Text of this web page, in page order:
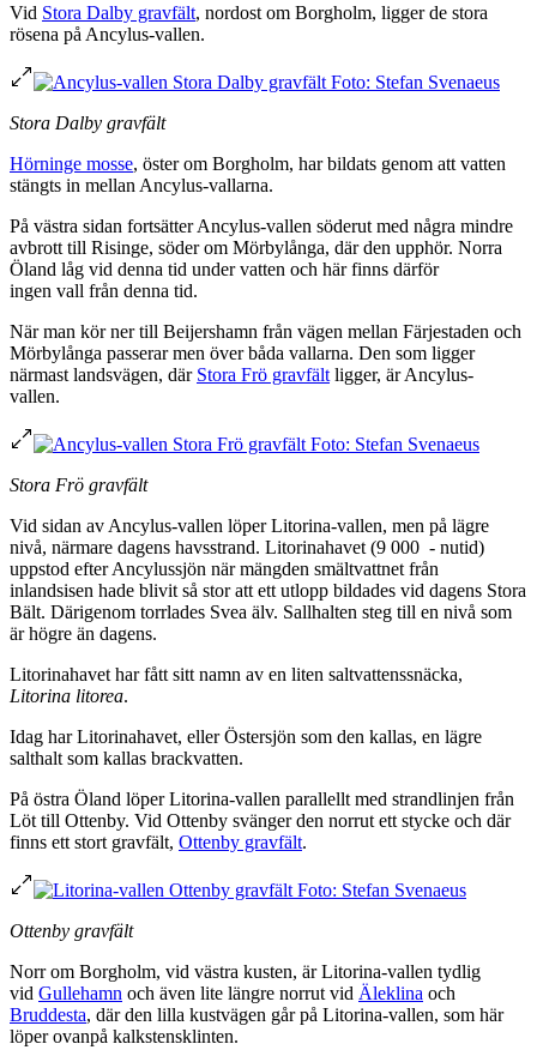
Vid Stora Dalby gravfält, nordost om Borgholm, ligger de stora
rösena på Ancylus-vallen.
Stora Dalby gravfält
Hörninge mosse, öster om Borgholm, har bildats genom att vatten
stängts in mellan Ancylus-vallarna.
På västra sidan fortsätter Ancylus-vallen söderut med några mindre
avbrott till Risinge, söder om Mörbylånga, där den upphör. Norra
Öland låg vid denna tid under vatten och här finns därför
ingen vall från denna tid.
När man kör ner till Beijershamn från vägen mellan Färjestaden och
Mörbylånga passerar men över båda vallarna. Den som ligger
närmast landsvägen, där Stora Frö gravfält ligger, är Ancylus-
vallen.
Stora Frö gravfält
Vid sidan av Ancylus-vallen löper Litorina-vallen, men på lägre
nivå, närmare dagens havsstrand. Litorinahavet (9 000 - nutid)
uppstod efter Ancylussjön när mängden smältvattnet från
inlandsisen hade blivit så stor att ett utlopp bildades vid dagens Stora
Bält. Därigenom torrlades Svea älv. Sallhalten steg till en nivå som
är högre än dagens.
Litorinahavet har fått sitt namn av en liten saltvattenssnäcka,
Litorina litorea.
Idag har Litorinahavet, eller Östersjön som den kallas, en lägre
salthalt som kallas brackvatten.
På östra Öland löper Litorina-vallen parallellt med strandlinjen från
Löt till Ottenby. Vid Ottenby svänger den norrut ett stycke och där
finns ett stort gravfält, Ottenby gravfält.
Ottenby gravfält
Norr om Borgholm, vid västra kusten, är Litorina-vallen tydlig
vid Gullehamn och även lite längre norrut vid Äleklina och
Bruddesta, där den lilla kustvägen går på Litorina-vallen, som här
löper ovanpå kalkstensklinten.